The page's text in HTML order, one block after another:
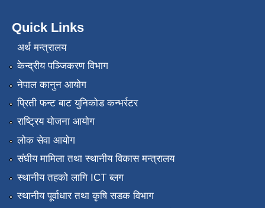
Quick Links
अर्थ मन्त्रालय
केन्द्रीय पञ्जिकरण विभाग
नेपाल कानुन आयोग
प्रिती फन्ट बाट युनिकोड कन्भर्रटर
राष्ट्रिय योजना आयोग
लोक सेवा आयोग
संघीय मामिला तथा स्थानीय विकास मन्त्रालय
स्थानीय तहको लागि ICT ब्लग
स्थानीय पूर्वाधार तथा कृषि सडक विभाग